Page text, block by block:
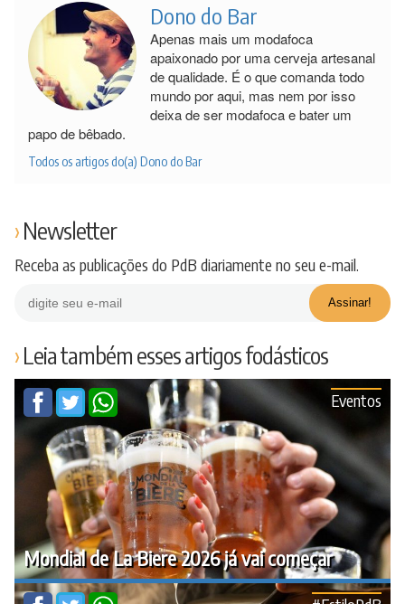
Dono do Bar
Apenas mais um modafoca
apaixonado por uma cerveja artesanal
de qualidade. É o que comanda todo
mundo por aqui, mas nem por isso
deixa de ser modafoca e bater um
papo de bêbado.
Todos os artigos do(a) Dono do Bar
Newsletter
Receba as publicações do PdB diariamente no seu e-mail.
Leia também esses artigos fodásticos
Mondial de La Biere 2026 já vai começar
Eventos